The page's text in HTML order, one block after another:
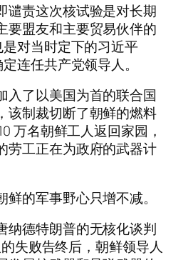
谴责这次核试验是对长期
要盟友和主要贸易伙伴的
是对当时定下的习近平
连任共产党领导人。
入了以美国为首的联合国
该制裁切断了朝鲜的燃料
万名朝鲜工人返回家园，
劳工正在为政府的武器计
的军事野心只增不减。
纳德特朗普的无核化谈判
失败告终后，朝鲜领导人